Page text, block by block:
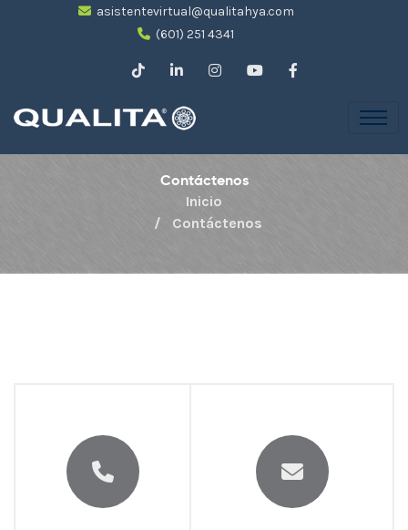
asistentevirtual@qualitahya.com
(601) 251 4341
Contáctenos
Inicio
Contáctenos